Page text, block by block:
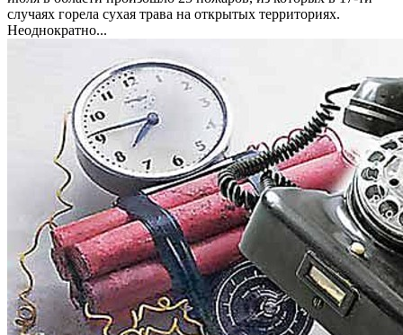
случаях горела сухая трава на открытых территориях.
Неоднократно...